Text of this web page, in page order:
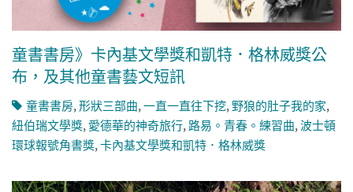
童書書房》卡內基文學獎和凱特．格林威獎公
布，及其他童書藝文短訊
童書書房,形狀三部曲,一直一直往下挖,野狼的肚子我的家,
紐伯瑞文學獎,愛德華的神奇旅行,路易。青春。練習曲,波士頓
環球報號角書獎,卡內基文學獎和凱特．格林威獎